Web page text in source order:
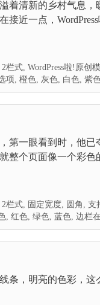
着清新的乡村气息
接近一点，
标
签
2栏式,WordPress啦!原创
项,橙色,灰色, 白色,紫
第一眼看到时，他
整个页面像一个彩
标
签
2栏式, 固定宽度, 圆角 ,支
,红色,绿色,蓝色,边栏
条，明亮的色彩，